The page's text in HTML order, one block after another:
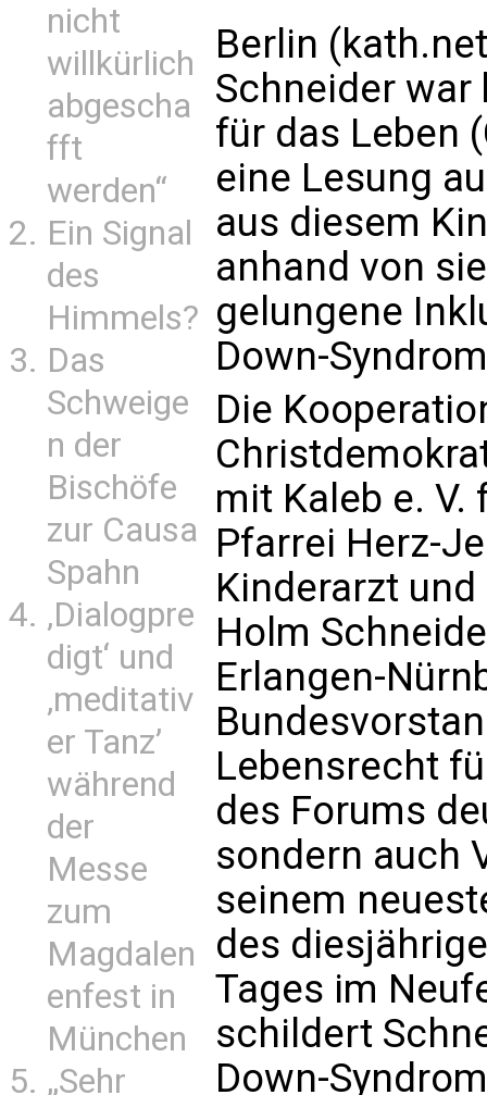
nicht
willkürlich
abgescha
fft
werden“
Ein Signal
des
Himmels?
Das
Schweige
n der
Bischöfe
zur Causa
Spahn
‚Dialogpre
digt‘ und
‚meditativ
er Tanz’
während
der
Messe
zum
Magdalen
enfest in
München
„Sehr
Berlin
Schneider war
für das Leben
eine Lesung
aus diesem
anhand von
gelungene
Down-
Die
mit Kaleb e.
Pfarrei Herz-
Kinderarzt
Holm
Erlangen-
Lebensrecht
des Forums
sondern auch
seinem
des
Tages im
schildert
Down-